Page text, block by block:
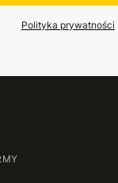
Polityka prywatności